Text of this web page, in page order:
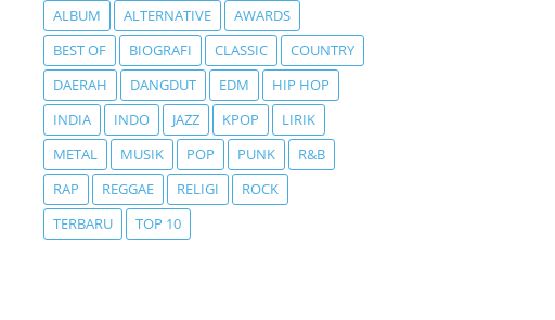
ALBUM ALTERNATIVE
AWARDS
BEST OF
BIOGRAFI CLASSIC
COUNTRY
DAERAH
DANGDUT EDM
HIP HOP
INDIA
INDO JAZZ KPOP
LIRIK
METAL
MUSIK POP PUNK
R&B
RAP
REGGAE RELIGI
ROCK
TERBARU
TOP 10